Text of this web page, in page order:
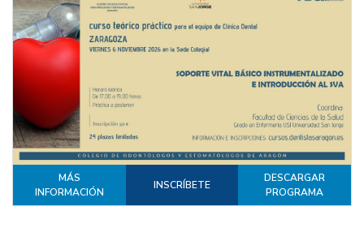
MÁS
INFORMACIÓN
INSCRÍBETE
DESCARGAR
PROGRAMA